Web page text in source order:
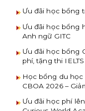
Ưu đãi học bổng
Ưu đãi học bổng
Anh ngữ GITC
Ưu đãi học bổng
phí, tặng thi IELTS
Học bổng du học
CBOA 2026 –
Ưu đãi học phí